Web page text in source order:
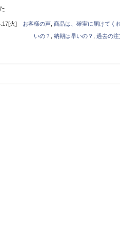
火] お客様の声, 商品は、確実に届けてく
いの？ , 納期は早いの？ , 過去の注